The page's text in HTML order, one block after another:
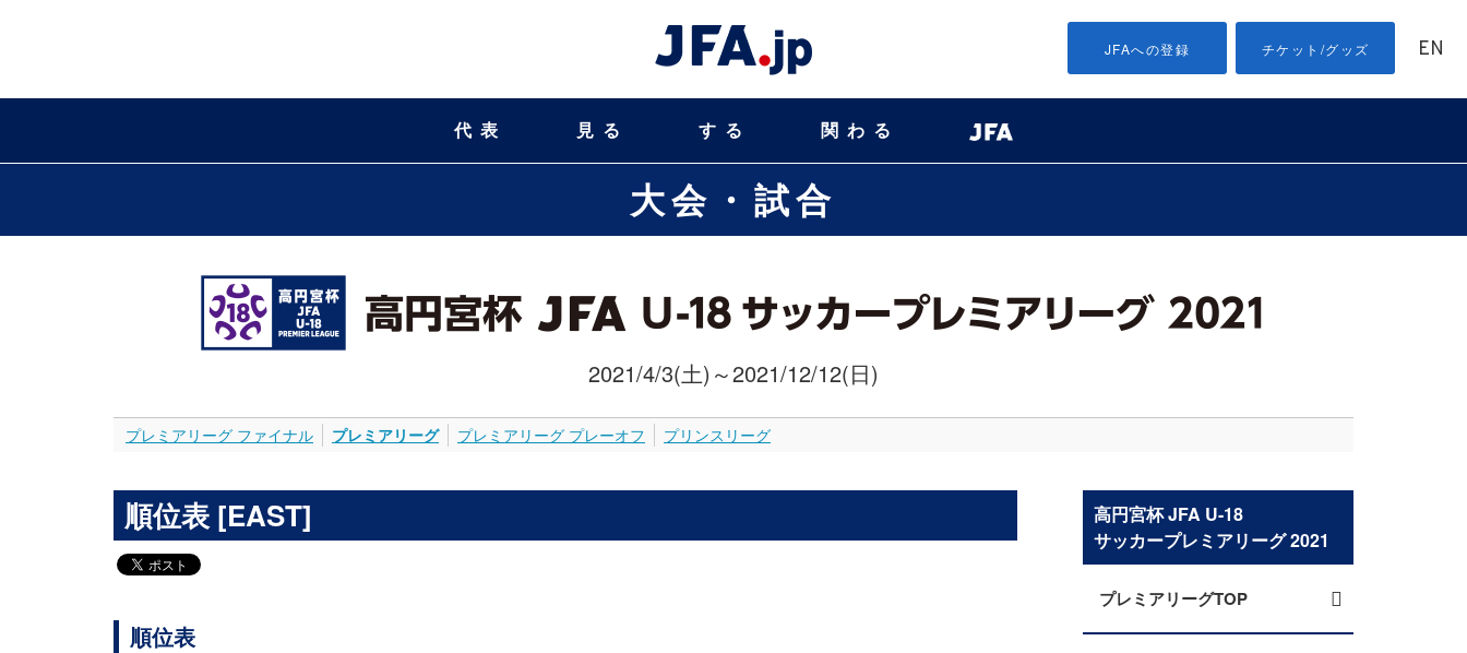
JFAへの登録 チケット/グッズ EN
代表 見る する 関わる
大会・試合
2021/4/3(土)～2021/12/12(日)
プレミアリーグ ファイナル プレミアリーグ プレミアリーグ プレーオフ プリンスリーグ
順位表 [EAST]
順位表
高円宮杯 JFA U-18
サッカープレミアリーグ 2021
プレミアリーグTOP